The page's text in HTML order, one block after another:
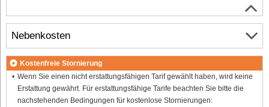
Nebenkosten
Kostenfreie Stornierung
Wenn Sie einen nicht erstattungsfähigen Tarif gewählt haben, wird keine
Erstattung gewährt. Für erstattungsfähige Tarife beachten Sie bitte die
nachstehenden Bedingungen für kostenlose Stornierungen: